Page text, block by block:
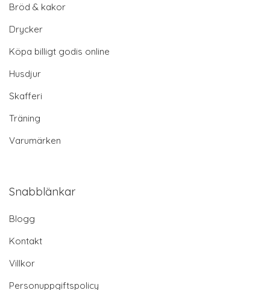
Bröd & kakor
Drycker
Köpa billigt godis online
Husdjur
Skafferi
Träning
Varumärken
Snabblänkar
Blogg
Kontakt
Villkor
Personuppgiftspolicy